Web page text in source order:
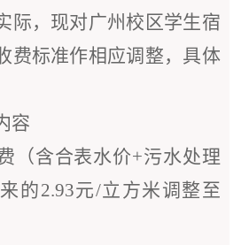
际，现对广州校区学生宿
费标准作相应调整，具体
容
（含合表水价+污水处理
的2.93元/立方米调整至